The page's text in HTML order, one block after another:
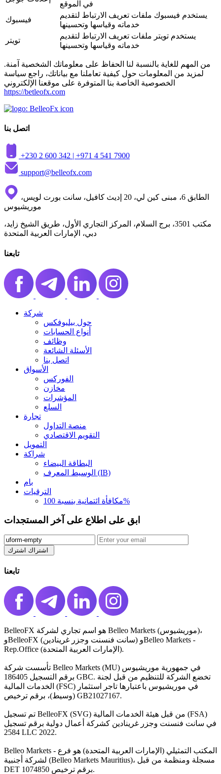
في الموقع
فيسبوك
يستخدم فيسبوك ملفات تعريف الارتباط لتقديم
خدماته وقياسها وتحسينها
تويتر
يستخدم تويتر ملفات تعريف الارتباط لتقديم
خدماته وقياسها وتحسينها
من المهم للغاية بالنسبة لنا الحفاظ على معلوماتك الشخصية آمنة.
لمزيد من المعلومات حول كيفية تعاملنا مع بياناتك، راجع سياسة
الخصوصية الخاصة بنا المتوفرة على موقعنا الإلكتروني
https://betleofx.com
اتصل بنا
+230 2 600 342 | +971 4 541 7900
support@belleofx.com
موريشيوس
مكتب 3501، برج السلام، المركز التجاري الأول، طريق الشيخ زايد،
دبي، الإمارات العربية المتحدة
تابعنا
شركة
حول بيليوفكس
أنواع الحسابات
وظائف
الأسئلة الشائعة
اتصل بنا
الأسواق
الفوركس
مخازن
المؤشرات
السلع
تجارة
منصة التداول
التقويم الاقتصادي
التمويل
شراكة
البطاقة البيضاء
الوسيط المعرف (IB)
بام
الترقيات
مكافأة ائتمانية بنسبة 100%
ابق على اطلاع على آخر المستجدات
تابعنا
BelleoFX هو اسم تجاري لشركة Belleo Markets (موريشيوس)،
وBelleoFX (سانت فنسنت وجزر غرينادين) وBelleo Markets -
Rep.Office (الإمارات العربية المتحدة).
تأسست شركة Belleo Markets (MU) في جمهورية موريشيوس
برقم التسجيل 186405 GBC. تخضع الشركة للتنظيم من قبل لجنة
الخدمات المالية (FSC) في موريشيوس باعتبارها تاجر استثمار
(وسيط)، برقم ترخيص GB21027167.
تم تسجيل BelleoFX (SVG) من قبل هيئة الخدمات المالية (FSA)
في سانت فنسنت وجزر غرينادين كشركة أعمال دولية برقم تسجيل
2584 LLC 2022.
Belleo Markets - المكتب التمثيلي (الإمارات العربية المتحدة) هو فرع
لشركة أجنبية (Belleo Markets Mauritius)، مسجلة ومنظمة من قبل
DET برقم ترخيص 1074850.